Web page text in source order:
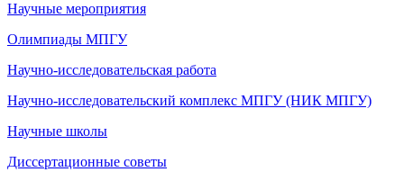
Научные мероприятия
Олимпиады МПГУ
Научно-исследовательская работа
Научно-исследовательский комплекс МПГУ (НИК МПГУ)
Научные школы
Диссертационные советы